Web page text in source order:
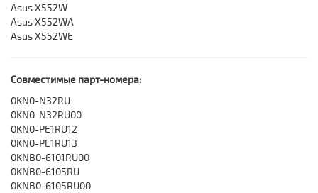
Asus X552W
Asus X552WA
Asus X552WE
Совместимые парт-номера:
0KN0-N32RU
0KN0-N32RU00
0KN0-PE1RU12
0KN0-PE1RU13
0KNB0-6101RU00
0KNB0-6105RU
0KNB0-6105RU00